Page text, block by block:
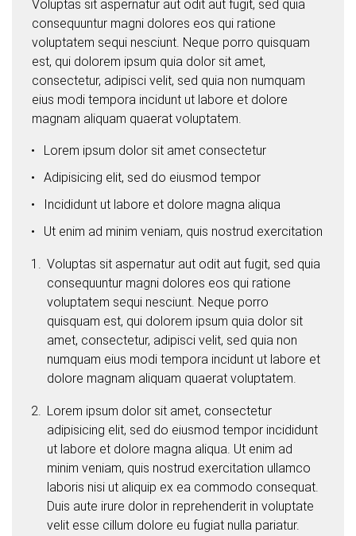
Voluptas sit aspernatur aut odit aut fugit, sed quia
consequuntur magni dolores eos qui ratione
voluptatem sequi nesciunt. Neque porro quisquam
est, qui dolorem ipsum quia dolor sit amet,
consectetur, adipisci velit, sed quia non numquam
eius modi tempora incidunt ut labore et dolore
magnam aliquam quaerat voluptatem.
Lorem ipsum dolor sit amet consectetur
Adipisicing elit, sed do eiusmod tempor
Incididunt ut labore et dolore magna aliqua
Ut enim ad minim veniam, quis nostrud exercitation
Voluptas sit aspernatur aut odit aut fugit, sed quia
consequuntur magni dolores eos qui ratione
voluptatem sequi nesciunt. Neque porro
quisquam est, qui dolorem ipsum quia dolor sit
amet, consectetur, adipisci velit, sed quia non
numquam eius modi tempora incidunt ut labore et
dolore magnam aliquam quaerat voluptatem.
Lorem ipsum dolor sit amet, consectetur
adipisicing elit, sed do eiusmod tempor incididunt
ut labore et dolore magna aliqua. Ut enim ad
minim veniam, quis nostrud exercitation ullamco
laboris nisi ut aliquip ex ea commodo consequat.
Duis aute irure dolor in reprehenderit in voluptate
velit esse cillum dolore eu fugiat nulla pariatur.